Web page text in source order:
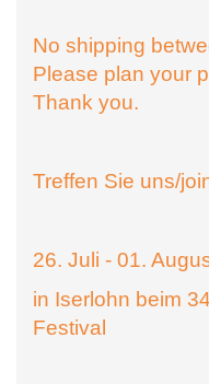
No shipping
Please plan your
Thank you.
Treffen Sie uns/
26. Juli - 01.
in Iserlohn beim
Festival